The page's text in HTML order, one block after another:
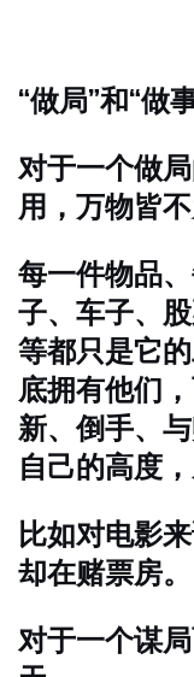
“做局”和“做
对于一个做
用，万物皆不
每一件物品
子、车子、
等都只是它
底拥有他们
新、倒手、
自己的高度
比如对电影
却在赌票房。
对于一个谋